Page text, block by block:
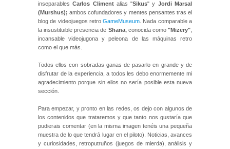
inseparablesCarlos Climentalias "Sikus" y Jordi Marsal
(Murshus); ambos cofundadores y mentes pensantes tras el
blog de videojuegos retroGameMuseum . Nada comparable a
la insustituible presencia de Shana, conocida como"Mizery"
incansable videojugona y peleona de las máquinas retro
como el que más.
Todos ellos con sobradas ganas de pasarlo en grande y de
disfrutar de la experiencia, a todos les debo enormemente mi
agradecimiento porque sin ellos no sería posible esta nueva
sección.
Para empezar, y pronto en las redes, os dejo con algunos de
los contenidos que trataremos y que tanto nos gustaría que
pudierais comentar (en la misma imagen tenéis una pequeña
muestra de lo que tendrá lugar en el piloto). Noticias, avances
y curiosidades, retroputruños (juegos de mierda), análisis y